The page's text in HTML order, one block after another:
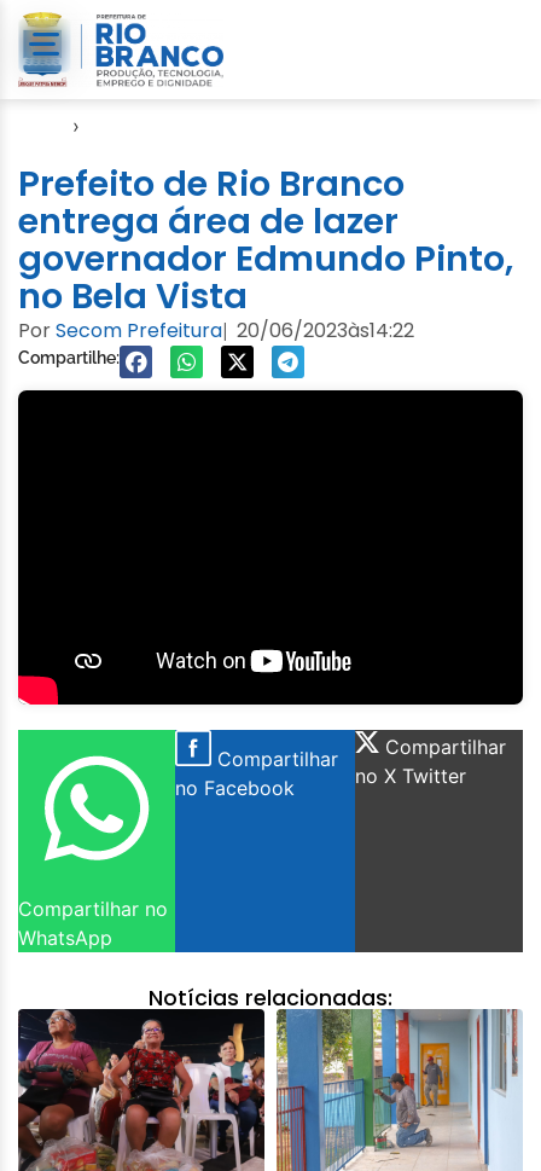
›
Prefeito de Rio Branco
entrega área de lazer
governador Edmundo Pinto,
no Bela Vista
PorSecom Prefeitura| 20/06/2023às14:22
Compartilhe:
Compartilhar no
WhatsApp
Compartilhar
no Facebook
Compartilhar
no X Twitter
Notícias relacionadas: